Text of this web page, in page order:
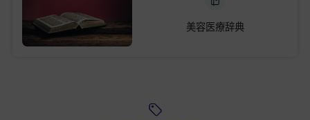
美容医療辞典